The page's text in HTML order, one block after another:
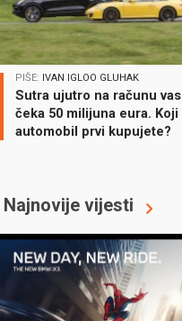
PIŠE: IVAN IGLOO GLUHAK
Sutra ujutro na računu vas
čeka 50 milijuna eura. Koji
automobil prvi kupujete?
Najnovije vijesti